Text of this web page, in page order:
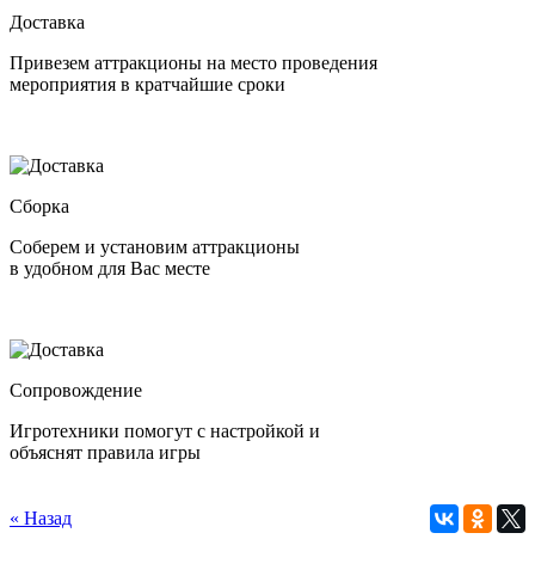
Доставка
Привезем аттракционы на место проведения
мероприятия в кратчайшие сроки
Сборка
Соберем и установим аттракционы
в удобном для Вас месте
Сопровождение
Игротехники помогут с настройкой и
объяснят правила игры
« Назад